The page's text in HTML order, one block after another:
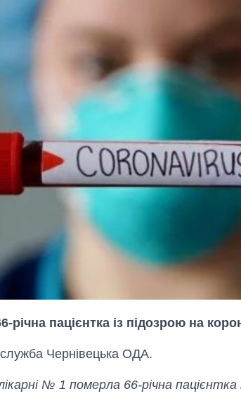
річна пацієнтка із підозрою на
Чернівецька ОДА.
№ 1 померла 66-річна